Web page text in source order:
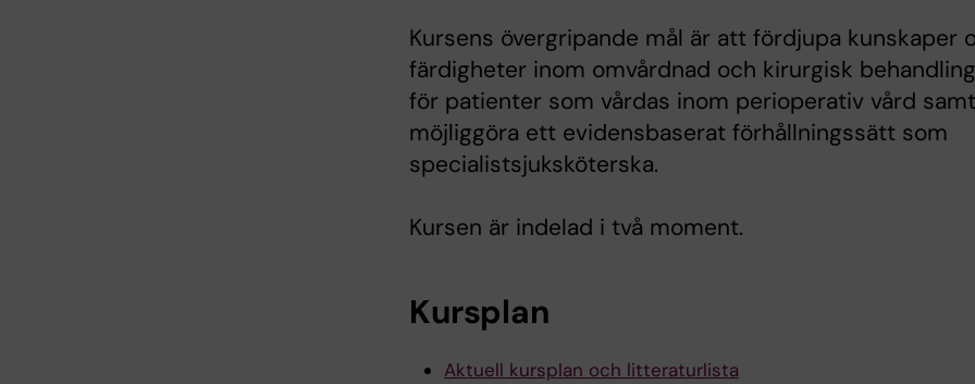
Kursens övergripande mål är att fördjupa kunskaper
färdigheter inom omvårdnad och kirurgisk behandling
för patienter som vårdas inom perioperativ vård samt
möjliggöra ett evidensbaserat förhållningssätt som
specialistsjuksköterska.
Kursen är indelad i två moment.
Kursplan
Aktuell kursplan och litteraturlista